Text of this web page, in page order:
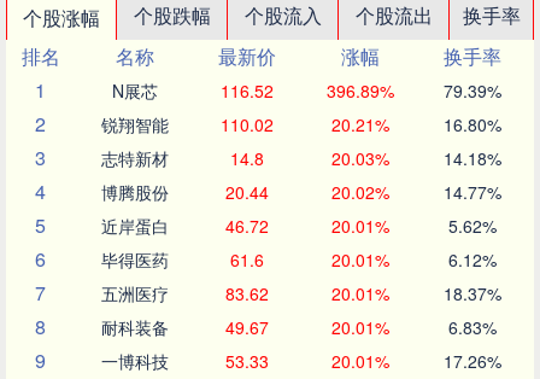
个股涨幅 个股跌幅 个股流入 个股流出
换手率
排名
名称 最新价 涨幅
换手率
1
N展芯 116.52 396.89% 79.39%
2 锐翔智能 110.02 20.21% 16.80%
3 志特新材 14.8 20.03% 14.18%
4 博腾股份 20.44 20.02% 14.77%
5 近岸蛋白 46.72 20.01% 5.62%
6 毕得医药 61.6 20.01% 6.12%
7 五洲医疗 83.62 20.01% 18.37%
8 耐科装备 49.67 20.01% 6.83%
9 一博科技 53.33 20.01% 17.26%